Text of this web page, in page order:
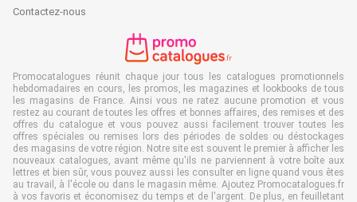
Contactez-nous
Promocatalogues réunit chaque jour tous les catalogues promotionnels
hebdomadaires en cours, les promos, les magazines et lookbooks de tous
les magasins de France. Ainsi vous ne ratez aucune promotion et vous
restez au courant de toutes les offres et bonnes affaires, des remises et des
offres du catalogue et vous pouvez aussi facilement trouver toutes les
offres spéciales ou remises lors des périodes de soldes ou déstockages
des magasins de votre région. Notre site est souvent le premier à afficher les
nouveaux catalogues, avant même qu'ils ne parviennent à votre boîte aux
lettres et bien sûr, vous pouvez aussi les consulter en ligne quand vous êtes
au travail, à l'école ou dans le magasin même. Ajoutez Promocatalogues.fr
à vos favoris et économisez du temps et de l'argent. De plus, en feuilletant